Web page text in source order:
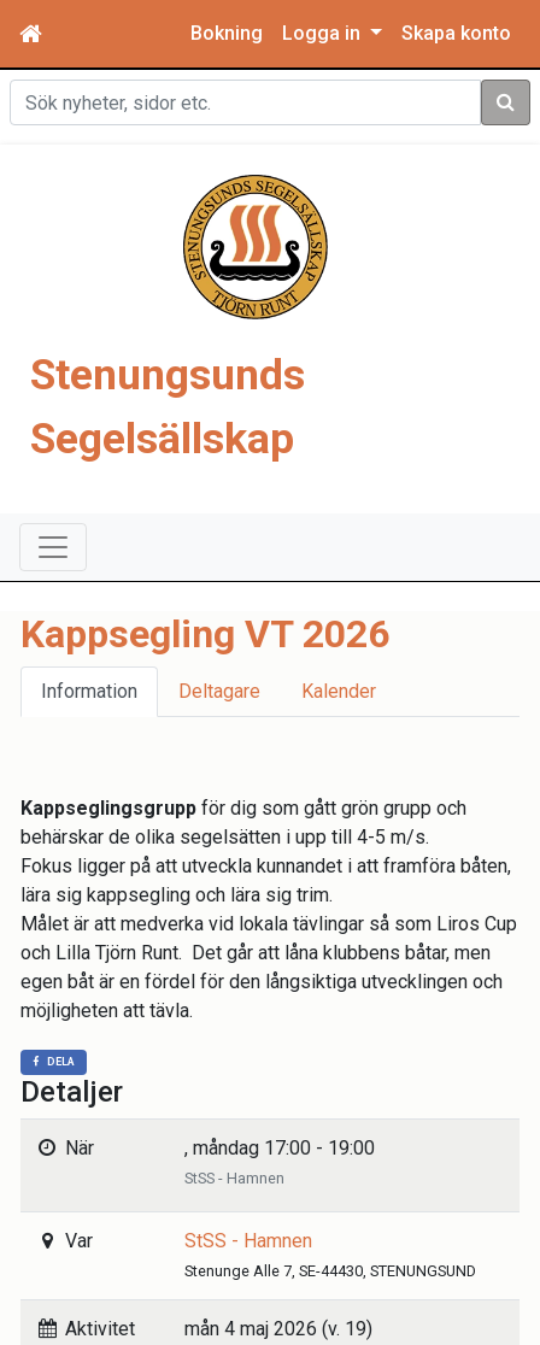
Bokning Logga in Skapa konto
Sök
Stenungsunds
Segelsällskap
Kappsegling VT 2026
Information Deltagare Kalender
Kappseglingsgrupp för dig som gått grön grupp och
behärskar de olika segelsätten i upp till 4-5 m/s.
Fokus ligger på att utveckla kunnandet i att framföra båten,
lära sig kappsegling och lära sig trim.
Målet är att medverka vid lokala tävlingar så som Liros Cup
och Lilla Tjörn Runt. Det går att låna klubbens båtar, men
egen båt är en fördel för den långsiktiga utvecklingen och
möjligheten att tävla.
DELA
Detaljer
När , måndag 17:00 - 19:00
StSS - Hamnen
Var StSS - Hamnen
Stenunge Alle 7, SE-44430, STENUNGSUND
Aktivitet
mån 4 maj 2026 (v. 19)